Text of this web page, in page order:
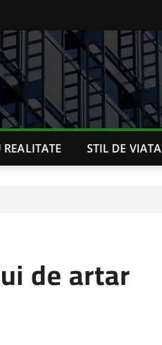
STIL DE VIATA
de artar